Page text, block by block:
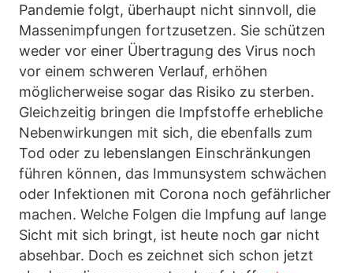
Pandemie folgt, überhaupt nicht sinnvoll, die
Massenimpfungen fortzusetzen. Sie schützen
weder vor einer Übertragung des Virus noch
vor einem schweren Verlauf, erhöhen
möglicherweise sogar das Risiko zu sterben.
Gleichzeitig bringen die Impfstoffe erhebliche
Nebenwirkungen mit sich, die ebenfalls zum
Tod oder zu lebenslangen Einschränkungen
führen können, das Immunsystem schwächen
oder Infektionen mit Corona noch gefährlicher
machen. Welche Folgen die Impfung auf lange
Sicht mit sich bringt, ist heute noch gar nicht
absehbar. Doch es zeichnet sich schon jetzt